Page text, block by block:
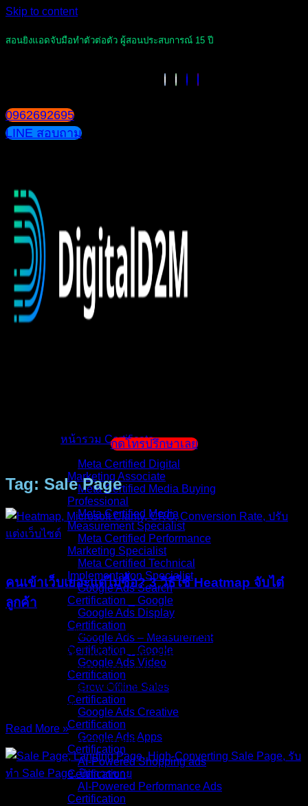
Skip to content
สอนยิงแอดจับมือทำตัวต่อตัว ผู้สอนประสบการณ์ 15 ปี
0962692695
LINE สอบถาม
หน้ารวม Certificate
Meta Certified Digital
Marketing Associate
Meta Certified Media Buying
Professional
Meta Certified Media
Measurement Specialist
Meta Certified Performance
Marketing Specialist
Meta Certified Technical
Implementation Specialist
Google Ads Search
Certification _ Google
Google Ads Display
Certification
Google Ads – Measurement
Certification _ Google
Google Ads Video
Certification
Grow Offline Sales
Certification
Google Ads Creative
Certification
Google Ads Apps
Certification
AI-Powered Shopping ads
Certification
AI-Powered Performance Ads
Certification
กดโทรปรึกษาเลย
Tag: Sale Page
คนเข้าเว็บเยอะแต่ไม่ซื้อ? 3 วิธีใช้ Heatmap จับไต๋
ลูกค้า
คุณกำลังตกอยู่ในสถานการณ์แบบนี้ไหมครับ? ยิงแอด
Facebook หรือ TikTok ไปวันละเป็นพันๆ บาท ตัวเลขใน Ads
Manager บอกว่ามีคนคลิกเข้าเว็บ (Link Clicks) เป็นร้อยเป็นพัน
คน… แต่พอมาดูยอดสั่งซื้อ (Conversion) กลับนิ่งสนิท หรือมี
หลุดรอดมาแค่
Read More »
No Comments